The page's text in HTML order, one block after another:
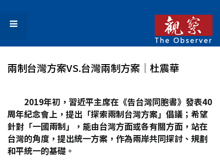
兩制台灣方案VS.台灣兩制方案│杜震華
2019年初，習近平主席在《告台灣同胞書》發表40
周年紀念會上，提出「探索兩制台灣方案」倡議；希望
針對「一國兩制」，能由台灣方面或各有關方面，站在
台灣的角度，提出統一方案，作為兩岸共同探討、規劃
和平統一的基礎。